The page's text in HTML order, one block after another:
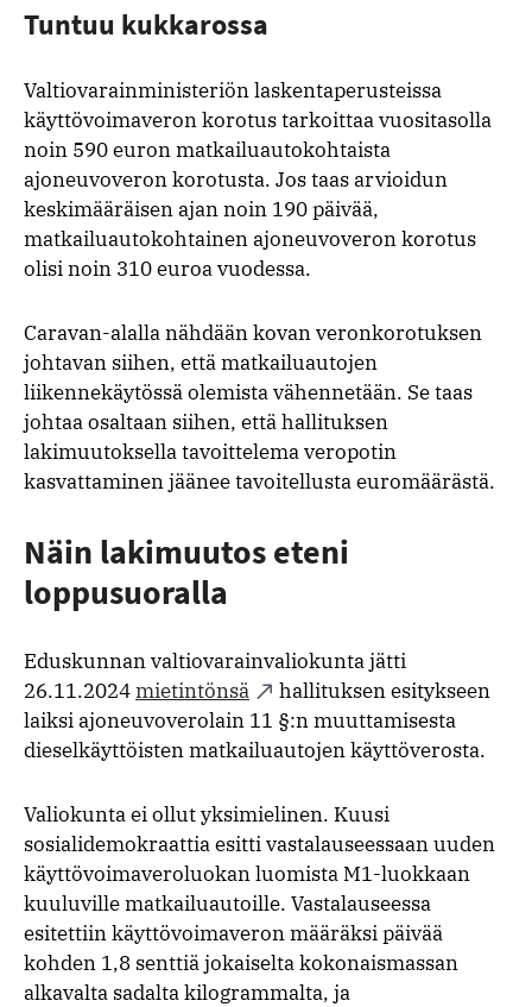
Tuntuu kukkarossa
Valtiovarainministeriön laskentaperusteissa
käyttövoimaveron korotus tarkoittaa vuositasolla
noin 590 euron matkailuautokohtaista
ajoneuvoveron korotusta. Jos taas arvioidun
keskimääräisen ajan noin 190 päivää,
matkailuautokohtainen ajoneuvoveron korotus
olisi noin 310 euroa vuodessa.
Caravan-alalla nähdään kovan veronkorotuksen
johtavan siihen, että matkailuautojen
liikennekäytössä olemista vähennetään. Se taas
johtaa osaltaan siihen, että hallituksen
lakimuutoksella tavoittelema veropotin
kasvattaminen jäänee tavoitellusta euromäärästä.
Näin lakimuutos eteni
loppusuoralla
Eduskunnan valtiovarainvaliokunta jätti
26.11.2024mietintönsä
hallituksen esitykseen
laiksi ajoneuvoverolain 11 §:n muuttamisesta
dieselkäyttöisten matkailuautojen käyttöverosta.
Valiokunta ei ollut yksimielinen. Kuusi
sosialidemokraattia esitti vastalauseessaan uuden
käyttövoimaveroluokan luomista M1-luokkaan
kuuluville matkailuautoille. Vastalauseessa
esitettiin käyttövoimaveron määräksi päivää
kohden 1,8 senttiä jokaiselta kokonaismassan
alkavalta sadalta kilogrammalta, ja